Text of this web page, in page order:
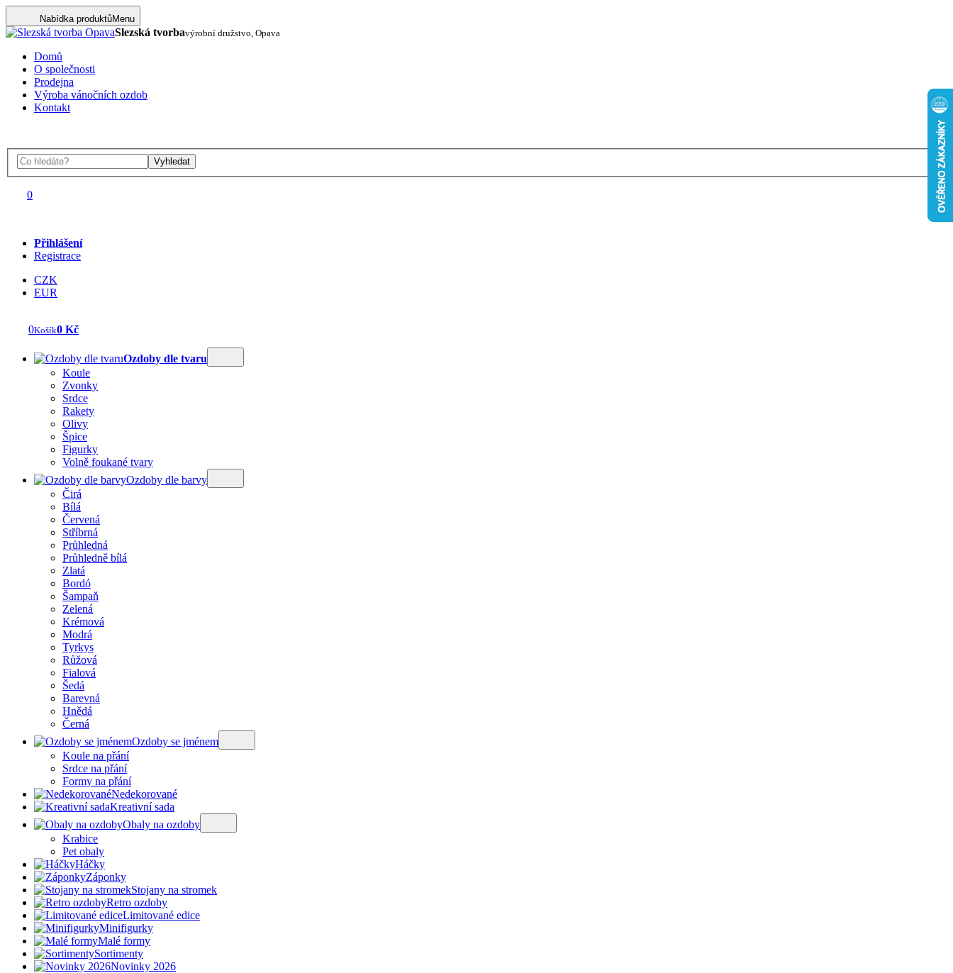
Nabídka produktůMenu
Slezská tvorbavýrobní družstvo, Opava
Domů
O společnosti
Prodejna
Výroba vánočních ozdob
Kontakt
Vyhledat
0
Přihlášení
Registrace
CZK
EUR
0Košík0 Kč
Ozdoby dle tvaru
Koule
Zvonky
Srdce
Rakety
Olivy
Špice
Figurky
Volně foukané tvary
Ozdoby dle barvy
Čirá
Bílá
Červená
Stříbrná
Průhledná
Průhledně bílá
Zlatá
Bordó
Šampaň
Zelená
Krémová
Modrá
Tyrkys
Růžová
Fialová
Šedá
Barevná
Hnědá
Černá
Ozdoby se jménem
Koule na přání
Srdce na přání
Formy na přání
Nedekorované
Kreativní sada
Obaly na ozdoby
Krabice
Pet obaly
Háčky
Záponky
Stojany na stromek
Retro ozdoby
Limitované edice
Minifigurky
Malé formy
Sortimenty
Novinky 2026